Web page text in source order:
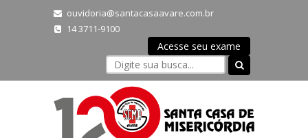
ouvidoria@santacasaavare.com.br
14 3711-9100
Acesse seu exame